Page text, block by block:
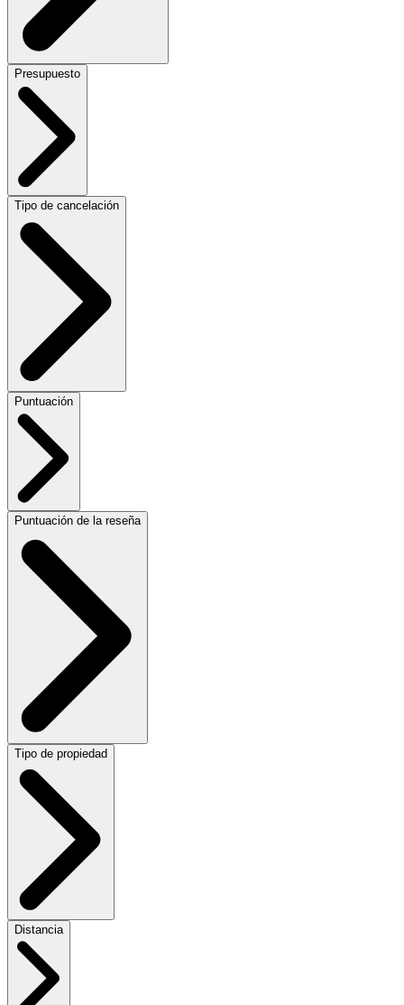
Presupuesto
Tipo de cancelación
Puntuación
Puntuación de la reseña
Tipo de propiedad
Distancia